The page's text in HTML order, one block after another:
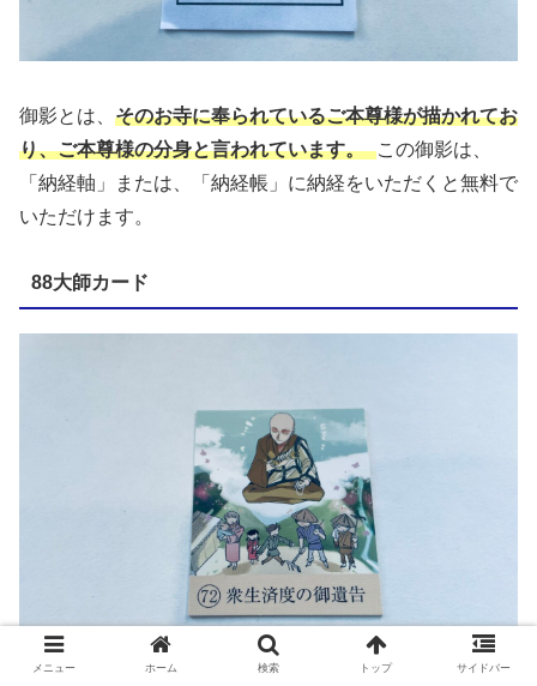
御影とは、 そのお寺に奉られているご本尊様が描かれてお
り、ご本尊様の分身と言われています。この御影は、
「納経軸」または、「納経帳」に納経をいただくと無料で
いただけます。
88大師カード
メニュー ホーム 検索 トップ サイドバー